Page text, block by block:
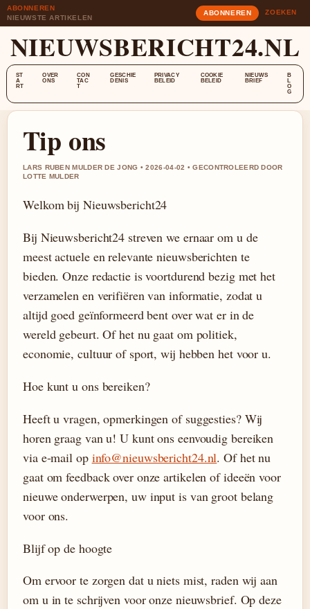
ABONNEREN
NIEUWSTE ARTIKELEN
ABONNEREN ZOEKEN
NIEUWSBERICHT24.NL
ST
A
RT
OVER
ONS
CON
TAC
T
GESCHIE
DENIS
PRIVACY
BELEID
COOKIE
BELEID
NIEUWS
BRIEF
B
L
O
G
Tip ons
LARS RUBEN MULDER DE JONG • 2026-04-02 • GECONTROLEERD DOOR
LOTTE MULDER
Welkom bij Nieuwsbericht24
Bij Nieuwsbericht24 streven we ernaar om u de
meest actuele en relevante nieuwsberichten te
bieden. Onze redactie is voortdurend bezig met het
verzamelen en verifiëren van informatie, zodat u
altijd goed geïnformeerd bent over wat er in de
wereld gebeurt. Of het nu gaat om politiek,
economie, cultuur of sport, wij hebben het voor u.
Hoe kunt u ons bereiken?
Heeft u vragen, opmerkingen of suggesties? Wij
horen graag van u! U kunt ons eenvoudig bereiken
via e-mail op info@nieuwsbericht24.nl. Of het nu
gaat om feedback over onze artikelen of ideeën voor
nieuwe onderwerpen, uw input is van groot belang
voor ons.
Blijf op de hoogte
Om ervoor te zorgen dat u niets mist, raden wij aan
om u in te schrijven voor onze nieuwsbrief. Op deze